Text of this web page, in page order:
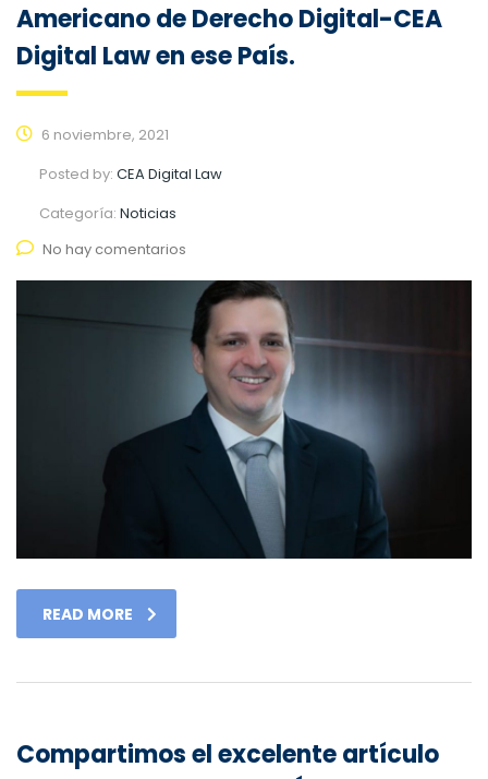
Americano de Derecho Digital-CEA
Digital Law en ese País.
6 noviembre, 2021
Posted by: CEA Digital Law
Categoría: Noticias
No hay comentarios
READ MORE
Compartimos el excelente artículo